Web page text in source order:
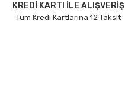
KREDİ KARTI İLE ALIŞVERİŞ
Tüm Kredi Kartlarına 12 Taksit